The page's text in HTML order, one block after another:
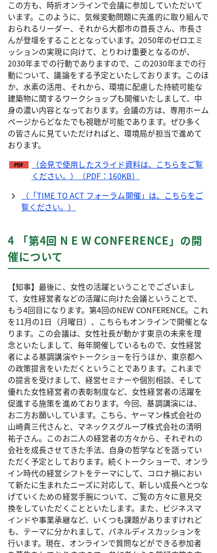
この方も、時折オンラインで会議に参加していただいて
います。このように、気候変動問題に先進的に取り組んで
おられるリーダー、それから大都市の首長さん、市長さ
んが登壇をすることとなっています。2050年のゼロエミ
ッションの実現に向けて、とりわけ重要となるのが、
2030年までの行動でありますので、この2030年までの行
動について、議論をする予定といたしております。このほ
か、水素の活用、それから、環境に配慮した持続可能な
建築物に関するワークショップも開催いたしまして、中
身の濃い内容となっております。会議の方は、専用ホーム
ページからどなたでも視聴が可能であります。ぜひ多く
の皆さんに見ていただければと、環境局が担当で進めて
おります。
（会見で使用したスライド資料は、こちらをご覧
ください。）（PDF：160KB）
（「TIME TO ACT フォーラム開催」は、こちらをご
覧ください。）
4 「第4回 N E W CONFERENCE」の開
催について
【知事】最後に、女性の活躍ということでございまし
て、女性経営者などの活躍に向けた会議ということで、
もう4回目になります。第4回のNEW CONFERENCE。これ
を11月の1日（月曜日）、こちらもオンラインで開催とな
ります。この会議は、女性社長が動かす東京の未来を理
念といたしまして、毎年開催しているもので、女性経営
者による基調講演やトークショーを行うほか、東京都へ
の政策提言をいただくということであります。これまで
の提言を受けまして、経営セミナーや個別相談、そして
優れた女性経営者の表彰制度など、女性経営者の活躍を
促進する施策を進めております。今回、基調講演には、
お二方お願いしています。こちら、ヤーマン株式会社の
山崎貴三代さんと、マネックスグループ株式会社の清明
祐子さん。このお二人の経営者の方々から、それぞれの
会社を成長させてきた手法、自身の哲学などを語ってい
ただく予定としております。続くトークショーで、オンラ
イン時代の経営シフトをテーマにして、コロナ禍におい
て新たに生まれたニーズに対応して、新しい成長へとつな
げていくための経営手腕について、ご覧の方々に意見交
換をしていただくことといたします。また、ビジネスマ
インドや事業承継など、いくつも課題がありますけれど
も、テーマに分かれまして、パネルディスカッションを
行います。現在、オンラインで質問などができる参加者